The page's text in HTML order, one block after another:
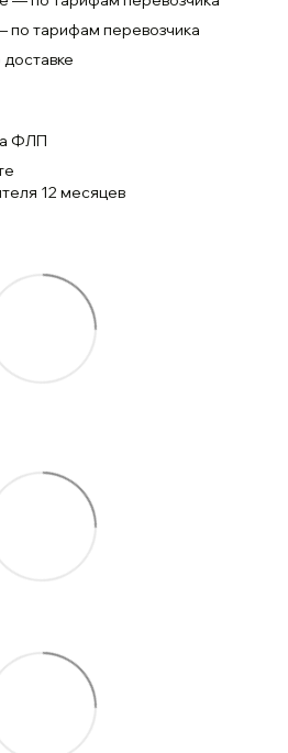
по тарифам перевозчика
ФЛП
12 месяцев